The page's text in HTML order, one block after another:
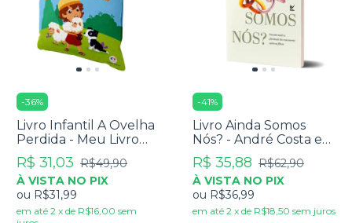
-36%
Livro Infantil A Ovelha
Perdida - Meu Livro
Bíblico De Pano
R$ 31,03 R$49,90
À VISTA NO PIX
ou R$31,99
em até 2 x de R$16,00 sem
-41%
Livro Ainda Somos
Nós? - André Costa e
Chelsey Costa
R$ 35,88 R$62,90
À VISTA NO PIX
ou R$36,99
em até 2 x de R$18,50 sem juros